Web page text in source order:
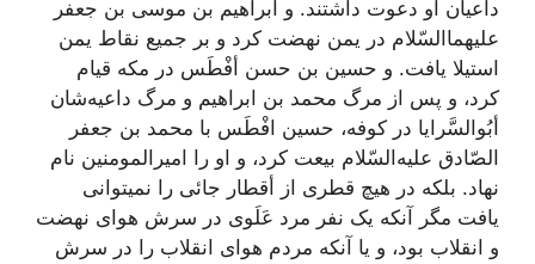
داعيان‌ او دعوت‌ داشتند. و ابراهيم‌ بن‌ موسی بن‌ جعفر
عليهما‌السّلام در يمن‌ نهضت‌ کرد و بر جميع‌ نقاط‌ يمن‌
استيلا يافت‌. و حسين‌ بن‌ حسن أفْطَس‌ در مکه‌ قيام‌
کرد، و پس‌ از مرگ‌ محمد بن‌ ابراهيم‌ و مرگ‌ داعيه‌شان‌
أبُوالسَّرايا در کوفه‌، حسين‌ افْطَس‌ با محمد بن‌ جعفر
الصّادق‌ عليه‌السّلام بيعت‌ کرد، و او را اميرالمومنين‌ نام‌
نهاد. بلکه‌ در هيچ‌ قطری از أقطار جائی را نمیتوانی
يافت‌ مگر آنکه‌ يک‌ نفر مرد عَلَوی در سرش‌ هوای نهضت‌
و انقلاب‌ بود، و يا آنکه‌ مردم‌ هوای انقلاب‌ را در سرش‌